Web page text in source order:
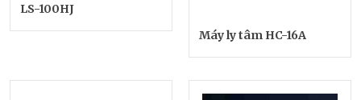
LS-100HJ
Máy ly tâm HC-16A